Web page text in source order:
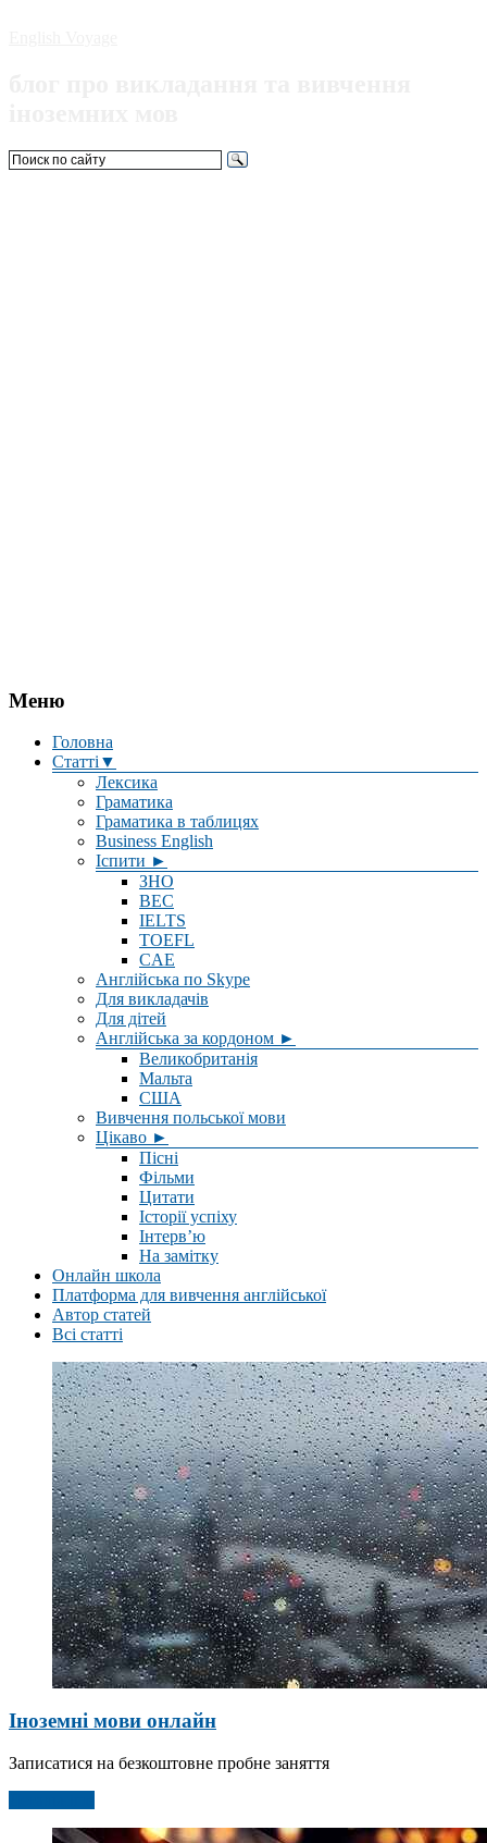
Меню
Головна
Статті▼
Лексика
Граматика
Граматика в таблицях
Business English
Іспити ►
ЗНО
BEC
IELTS
TOEFL
CAE
Англійська по Skype
Для викладачів
Для дітей
Англійська за кордоном ►
Великобританія
Мальта
США
Вивчення польської мови
Цікаво ►
Пісні
Фільми
Цитати
Історії успіху
Інтерв’ю
На замітку
Онлайн школа
Платформа для вивчення англійської
Автор статей
Всі статті
Іноземні мови онлайн
Записатися на безкоштовне пробне заняття